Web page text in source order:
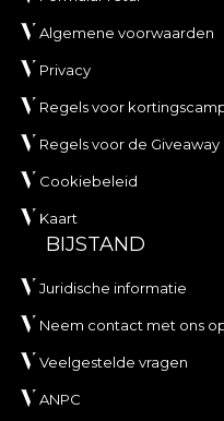
Algemene voorwaarden
Privacy
Regels voor
Regels voor de Giveaway
Cookiebeleid
Kaart
BIJSTAND
Juridische informatie
Neem contact met ons
Veelgestelde vragen
ANPC